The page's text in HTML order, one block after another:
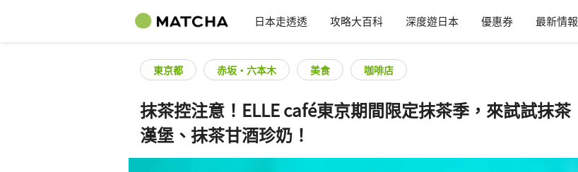
日本走透透 攻略大百科 深度遊日本 優惠券 最新情報
東京都 赤坂・六本木 美食 咖啡店
抹茶控注意！ELLE café東京期間限定抹茶季，來試試抹茶
漢堡、抹茶甘酒珍奶！